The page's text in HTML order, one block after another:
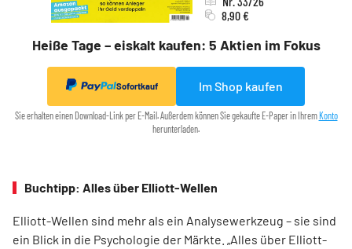
Heiße Tage – eiskalt kaufen: 5 Aktien im Fokus
8,90 €
Sofortkauf Im Shop kaufen
Sie erhalten einen Download-Link per E-Mail. Außerdem können Sie gekaufte E-Paper in IhremKonto
herunterladen.
Buchtipp: Alles über Elliott-Wellen
Elliott-Wellen sind mehr als ein Analysewerkzeug – sie sind
ein Blick in die Psychologie der Märkte. „Alles über Elliott-